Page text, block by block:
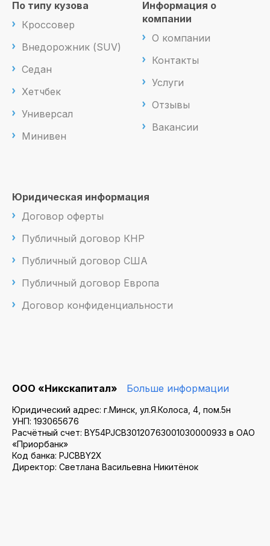
По типу кузова
Кроссовер
Внедорожник (SUV)
Седан
Хетчбек
Универсал
Минивен
Информация о
компании
О компании
Контакты
Услуги
Отзывы
Вакансии
Юридическая информация
Договор оферты
Публичный договор КНР
Публичный договор США
Публичный договор Европа
Договор конфиденциальности
ООО «Никскапитал» Больше информации
Юридический адрес: г.Минск, ул.Я.Колоса, 4, пом.5н
УНП: 193065676
Расчётный счет: BY54PJCB30120763001030000933 в ОАО
«Приорбанк»
Код банка: PJCBBY2X
Директор: Светлана Васильевна Никитёнок